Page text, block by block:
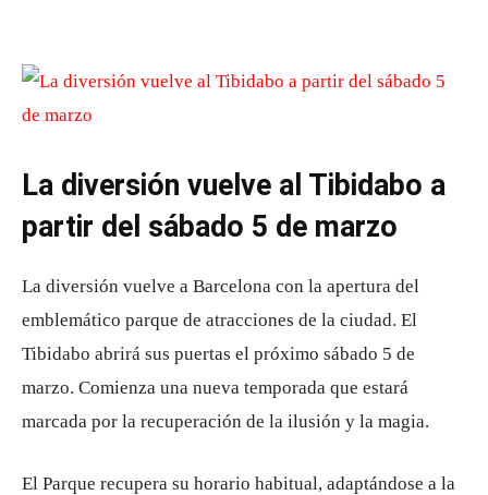
La diversión vuelve al Tibidabo a
partir del sábado 5 de marzo
La diversión vuelve a Barcelona con la apertura del
emblemático parque de atracciones de la ciudad. El
Tibidabo abrirá sus puertas el próximo sábado 5 de
marzo. Comienza una nueva temporada que estará
marcada por la recuperación de la ilusión y la magia.
El Parque recupera su horario habitual, adaptándose a la